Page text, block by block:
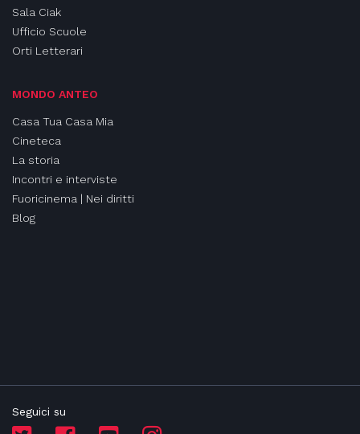
Sala Ciak
Ufficio Scuole
Orti Letterari
MONDO ANTEO
Casa Tua Casa Mia
Cineteca
La storia
Incontri e interviste
Fuoricinema | Nei diritti
Blog
Seguici su